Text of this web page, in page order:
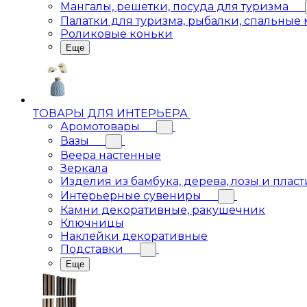
Мангалы, решетки, посуда для туризма
Палатки для туризма, рыбалки,
Роликовые коньки
Еще
ТОВАРЫ ДЛЯ ИНТЕРЬЕРА
Аромотовары
Вазы
Веера настенные
Зеркала
Изделия из бамбука, дерева, лозы и
Интерьерные сувениры
Камни декоративные, ракушечник
Ключницы
Наклейки декоративные
Подставки
Еще